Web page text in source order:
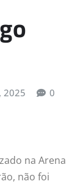
2025 0
na Arena
não foi